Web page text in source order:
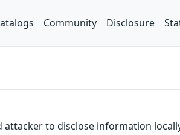
Community Disclosure
to disclose information